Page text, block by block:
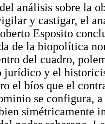
análisis sobre la
y castigar, el
Esposito
de la biopolítica
del cuadro,
jurídico y el
el bíos que el
se configura,
simétricamente